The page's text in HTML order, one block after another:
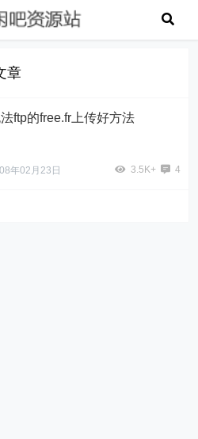
章
ftp的free.fr上传好方法
年02月23日 3.5K+ 4